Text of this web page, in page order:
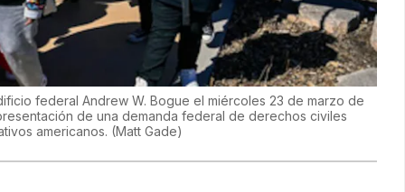
federal Andrew W. Bogue el miércoles 23 de marzo de
de una demanda federal de derechos civiles
americanos. (Matt Gade)